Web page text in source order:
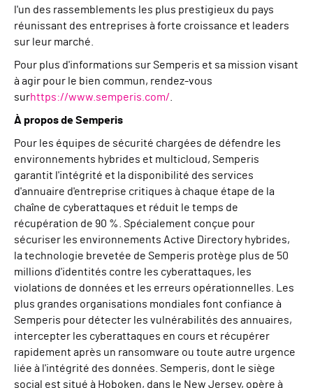
l'un des rassemblements les plus prestigieux du pays
réunissant des entreprises à forte croissance et leaders
sur leur marché.
Pour plus d'informations sur Semperis et sa mission visant
à agir pour le bien commun, rendez-vous
surhttps://www.semperis.com/
À propos de Semperis
Pour les équipes de sécurité chargées de défendre les
environnements hybrides et multicloud, Semperis
garantit l'intégrité et la disponibilité des services
d'annuaire d'entreprise critiques à chaque étape de la
chaîne de cyberattaques et réduit le temps de
récupération de 90 %. Spécialement conçue pour
sécuriser les environnements Active Directory hybrides,
la technologie brevetée de Semperis protège plus de 50
millions d'identités contre les cyberattaques, les
violations de données et les erreurs opérationnelles. Les
plus grandes organisations mondiales font confiance à
Semperis pour détecter les vulnérabilités des annuaires,
intercepter les cyberattaques en cours et récupérer
rapidement après un ransomware ou toute autre urgence
liée à l'intégrité des données. Semperis, dont le siège
social est situé à Hoboken, dans le New Jersey, opère à